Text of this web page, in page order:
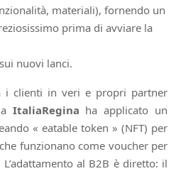
materiali), fornendo un
prima di avviare la
sui nuovi lanci.
i clienti in veri e propri partner
ItaliaRegina ha applicato un
« eatable token » (NFT) per
funzionano come voucher per
al B2B è diretto: il